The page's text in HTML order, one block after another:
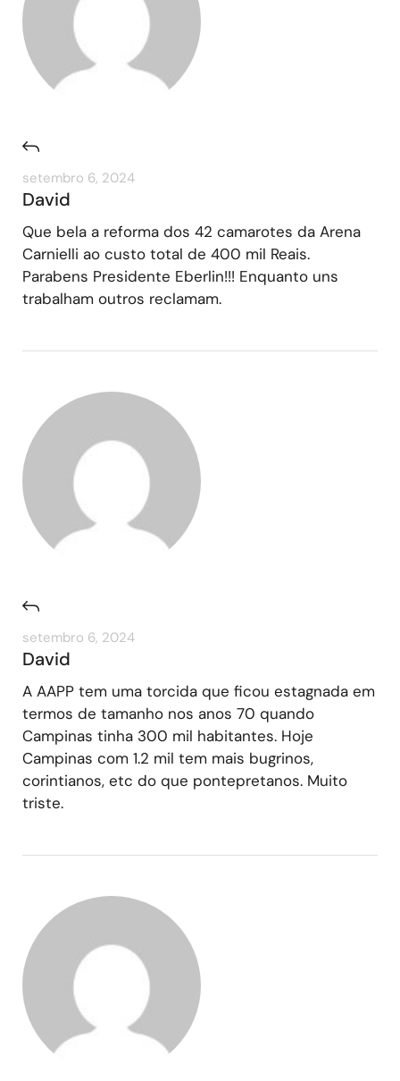
setembro 6, 2024
David
Que bela a reforma dos 42 camarotes da Arena
Carnielli ao custo total de 400 mil Reais.
Parabens Presidente Eberlin!!! Enquanto uns
trabalham outros reclamam.
setembro 6, 2024
David
A AAPP tem uma torcida que ficou estagnada em
termos de tamanho nos anos 70 quando
Campinas tinha 300 mil habitantes. Hoje
Campinas com 1.2 mil tem mais bugrinos,
corintianos, etc do que pontepretanos. Muito
triste.